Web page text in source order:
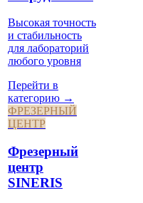
Высокая точность
и стабильность
для лабораторий
любого уровня
Перейти в
категорию →
ФРЕЗЕРНЫЙ
ЦЕНТР
Фрезерный
центр
SINERIS